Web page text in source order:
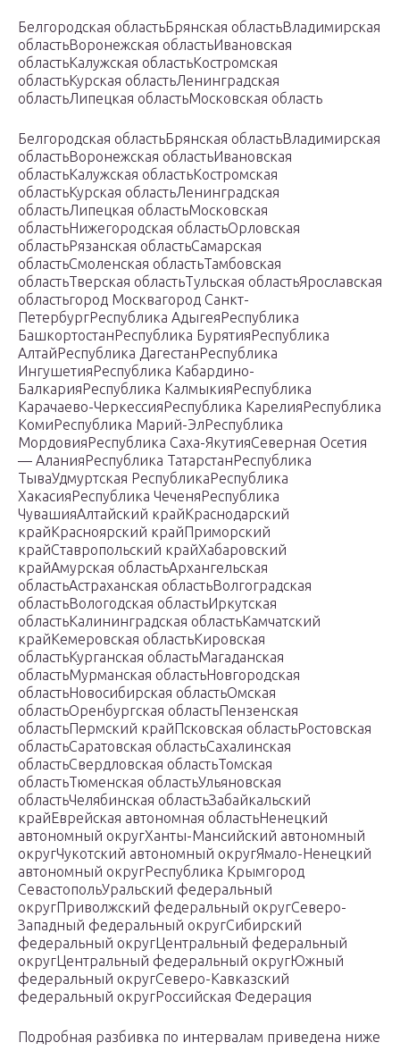
Белгородская областьБрянская областьВладимирская
областьВоронежская областьИвановская
областьКалужская областьКостромская
областьКурская областьЛенинградская
областьЛипецкая областьМосковская область
Белгородская областьБрянская областьВладимирская
областьВоронежская областьИвановская
областьКалужская областьКостромская
областьКурская областьЛенинградская
областьЛипецкая областьМосковская
областьНижегородская областьОрловская
областьРязанская областьСамарская
областьСмоленская областьТамбовская
областьТверская областьТульская областьЯрославская
областьгород Москвагород Санкт-
ПетербургРеспублика АдыгеяРеспублика
БашкортостанРеспублика БурятияРеспублика
АлтайРеспублика ДагестанРеспублика
ИнгушетияРеспублика Кабардино-
БалкарияРеспублика КалмыкияРеспублика
Карачаево-ЧеркессияРеспублика КарелияРеспублика
КомиРеспублика Марий-ЭлРеспублика
МордовияРеспублика Саха-ЯкутияСеверная Осетия
— АланияРеспублика ТатарстанРеспублика
ТываУдмуртская РеспубликаРеспублика
ХакасияРеспублика ЧеченяРеспублика
ЧувашияАлтайский крайКраснодарский
крайКрасноярский крайПриморский
крайСтавропольский крайХабаровский
крайАмурская областьАрхангельская
областьАстраханская областьВолгоградская
областьВологодская областьИркутская
областьКалининградская областьКамчатский
крайКемеровская областьКировская
областьКурганская областьМагаданская
областьМурманская областьНовгородская
областьНовосибирская областьОмская
областьОренбургская областьПензенская
областьПермский крайПсковская областьРостовская
областьСаратовская областьСахалинская
областьСвердловская областьТомская
областьТюменская областьУльяновская
областьЧелябинская областьЗабайкальский
крайЕврейская автономная областьНенецкий
автономный округХанты-Мансийский автономный
округЧукотский автономный округЯмало-Ненецкий
автономный округРеспублика Крымгород
СевастопольУральский федеральный
округПриволжский федеральный округСеверо-
Западный федеральный округСибирский
федеральный округЦентральный федеральный
округЦентральный федеральный округЮжный
федеральный округСеверо-Кавказский
федеральный округРоссийская Федерация
Подробная разбивка по интервалам приведена ниже